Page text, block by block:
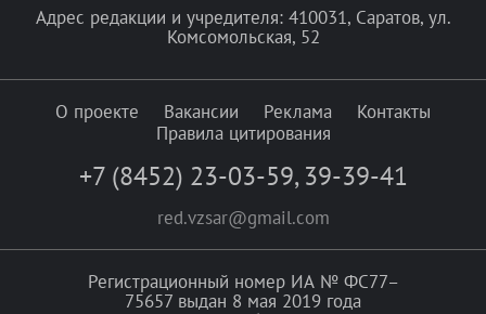
Адрес редакции и учредителя: 410031, Саратов, ул.
Комсомольская, 52
О проекте Вакансии Реклама
Контакты
Правила цитирования
+7 (8452) 23-03-59, 39-39-41
red.vzsar@gmail.com
Регистрационный номер ИА № ФС77–
75657 выдан 8 мая 2019 года